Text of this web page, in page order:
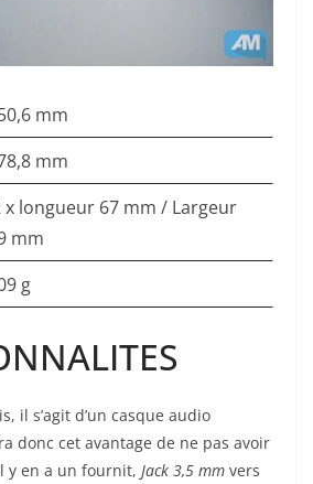
mm
mm
x longueur 67 mm / Largeur
mm
g
il s’agit d’un casque audio
donc cet avantage de ne pas avoir
y en a un fournit, Jack 3,5 mm vers